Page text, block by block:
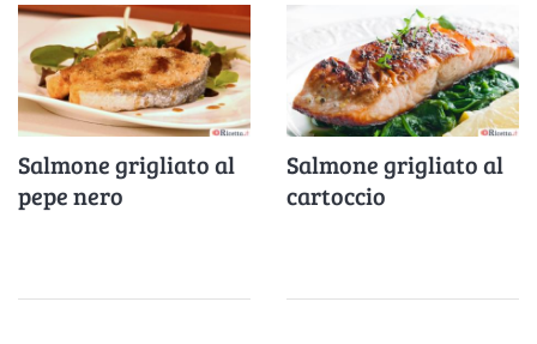
Salmone grigliato al
pepe nero
Salmone grigliato al
cartoccio